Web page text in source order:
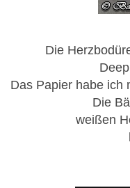
Die
Das Papier habe ich
Die
weißen